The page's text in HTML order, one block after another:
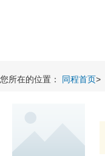
您所在的位置： 同程首页>